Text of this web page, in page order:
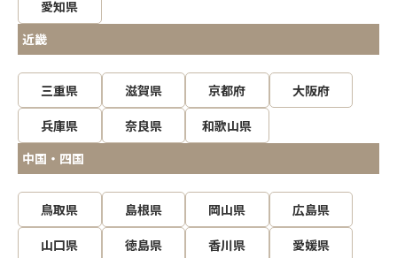
愛知県
近畿
三重県 滋賀県 京都府
大阪府
兵庫県
奈良県
和歌山県
中国・四国
鳥取県 島根県 岡山県
広島県
山口県
徳島県 香川県
愛媛県